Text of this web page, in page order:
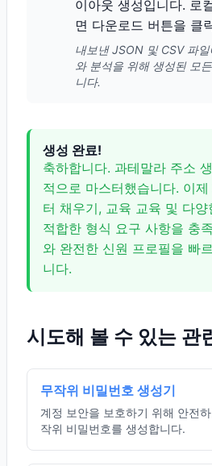
이아웃 생성입니다. 로
면 다운로드 버튼을 클
내보낸 JSON 및 CSV 파
와 분석을 위해 생성된 모
니다.
생성 완료!
축하합니다. 과테말라 주소
적으로 마스터했습니다. 이
터 채우기, 교육 교육 및 다
적합한 형식 요구 사항을 충
와 완전한 신원 프로필을 빠
니다.
시도해 볼 수 있는 관
무작위 비밀번호 생성기
계정 보안을 보호하기 위해 안전
작위 비밀번호를 생성합니다.